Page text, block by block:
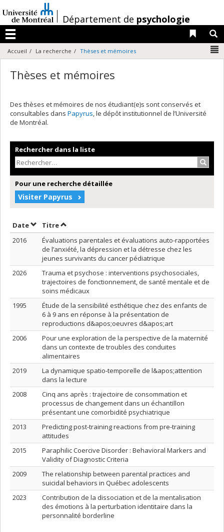
au
contenu
/Département de psychologie
Menu
Liens
Accueil La recherche Thèses et mémoires
Thèses et mémoires
Des thèses et mémoires de nos étudiant(e)s sont conservés et
consultables dans Papyrus, le dépôt institutionnel de l’Université
de Montréal.
Rechercher dans la liste
Pour une recherche détaillée
Visiter Papyrus
DateTrier par date en ordre croissant
TitreTrier par titre en ordre croissant
2016
Évaluations parentales et évaluations auto-rapportées
de l’anxiété, la dépression et la détresse chez les
jeunes survivants du cancer pédiatrique
2026
Trauma et psychose : interventions psychosociales,
trajectoires de fonctionnement, de santé mentale et de
soins médicaux
1995
Étude de la sensibilité esthétique chez des enfants de
6 à 9 ans en réponse à la présentation de
reproductions d&apos;oeuvres d&apos;art
2006
Pour une exploration de la perspective de la maternité
dans un contexte de troubles des conduites
alimentaires
2019
La dynamique spatio-temporelle de l&apos;attention
dans la lecture
2008
Cinq ans après : trajectoire de consommation et
processus de changement dans un échantillon
présentant une comorbidité psychiatrique
2013
Predicting post-training reactions from pre-training
attitudes
2015
Paraphilic Coercive Disorder : Behavioral Markers and
Validity of Diagnostic Criteria
2009
The relationship between parental practices and
suicidal behaviors in Québec adolescents
2023
Contribution de la dissociation et de la mentalisation
des émotions à la perturbation identitaire dans la
personnalité borderline